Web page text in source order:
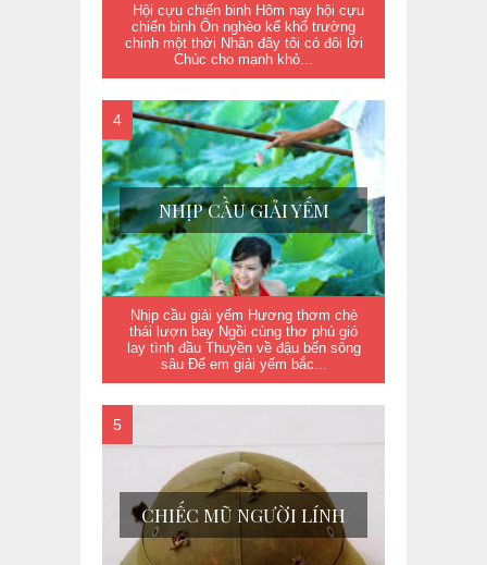
Hội cựu chiến binh Hôm nay hội cựu
chiến binh Ôn nghèo kể khổ trường
chinh một thời Nhân đây tôi có đôi lời
Chúc cho mạnh khỏ...
NHỊP CẦU GIẢI YẾM
Nhịp cầu giải yếm Hương thơm chè
thái lượn bay Ngồi cùng thơ phú gió
lay tình đầu Thuyền về đậu bến sông
sâu Để em giải yếm bắc...
CHIẾC MŨ NGƯỜI LÍNH